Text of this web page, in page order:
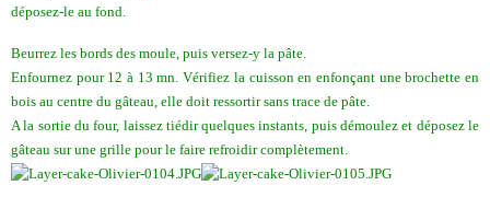
déposez-le au fond.
Beurrez les bords des moule, puis versez-y la pâte.
Enfournez pour 12 à 13 mn. Vérifiez la cuisson en enfonçant une brochette en
bois au centre du gâteau, elle doit ressortir sans trace de pâte.
A la sortie du four, laissez tiédir quelques instants, puis démoulez et déposez le
gâteau sur une grille pour le faire refroidir complètement.